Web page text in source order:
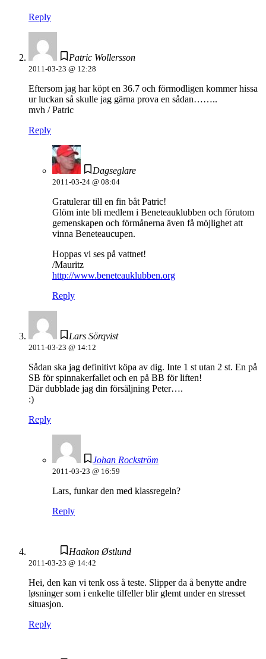
Reply
Patric Wollersson
2011-03-23 @ 12:28
Eftersom jag har köpt en 36.7 och förmodligen kommer hissa
ur luckan så skulle jag gärna prova en sådan……..
mvh / Patric
Reply
Dagseglare
2011-03-24 @ 08:04
Gratulerar till en fin båt Patric!
Glöm inte bli medlem i Beneteauklubben och förutom
gemenskapen och förmånerna även få möjlighet att
vinna Beneteaucupen.
Hoppas vi ses på vattnet!
/Mauritz
http://www.beneteauklubben.org
Reply
Lars Sörqvist
2011-03-23 @ 14:12
Sådan ska jag definitivt köpa av dig. Inte 1 st utan 2 st. En på
SB för spinnakerfallet och en på BB för liften!
Där dubblade jag din försäljning Peter….
:)
Reply
Johan Rockström
2011-03-23 @ 16:59
Lars, funkar den med klassregeln?
Reply
Haakon Østlund
2011-03-23 @ 14:42
Hei, den kan vi tenk oss å teste. Slipper da å benytte andre
løsninger som i enkelte tilfeller blir glemt under en stresset
situasjon.
Reply